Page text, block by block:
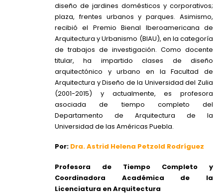
diseño de jardines domésticos y corporativos;
plaza, frentes urbanos y parques. Asimismo,
recibió el Premio Bienal Iberoamericana de
Arquitectura y Urbanismo (BIAU), en la categoría
de trabajos de investigación. Como docente
titular, ha impartido clases de diseño
arquitectónico y urbano en la Facultad de
Arquitectura y Diseño de la Universidad del Zulia
(2001-2015) y actualmente, es profesora
asociada de tiempo completo del
Departamento de Arquitectura de la
Universidad de las Américas Puebla.
Por: Dra. Astrid Helena Petzold Rodríguez
Profesora de Tiempo Completo y
Coordinadora Académica de la
Licenciatura en Arquitectura